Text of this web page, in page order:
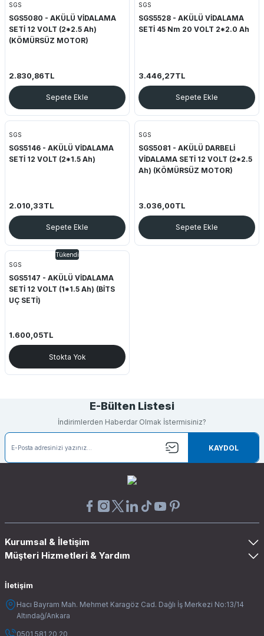
SGS
SGS5080 - AKÜLÜ VİDALAMA
SETİ 12 VOLT (2*2.5 Ah)
(KÖMÜRSÜZ MOTOR)
2.830,86TL
Sepete Ekle
SGS
SGS5528 - AKÜLÜ VİDALAMA
SETİ 45 Nm 20 VOLT 2*2.0 Ah
3.446,27TL
Sepete Ekle
SGS
SGS5146 - AKÜLÜ VİDALAMA
SETİ 12 VOLT (2*1.5 Ah)
2.010,33TL
Sepete Ekle
SGS
SGS5081 - AKÜLÜ DARBELİ
VİDALAMA SETİ 12 VOLT (2*2.5
Ah) (KÖMÜRSÜZ MOTOR)
3.036,00TL
Sepete Ekle
Tükendi
SGS
SGS5147 - AKÜLÜ VİDALAMA
SETİ 12 VOLT (1*1.5 Ah) (BİTS
UÇ SETİ)
1.600,05TL
Stokta Yok
E-Bülten Listesi
İndirimlerden Haberdar Olmak İstermisiniz?
KAYDOL
Kurumsal & İletişim
Müşteri Hizmetleri & Yardım
İletişim
Hacı Bayram Mah. Mehmet Karagöz Cad. Dağlı İş Merkezi No:13/14
Altındağ/Ankara
0501 581 20 20